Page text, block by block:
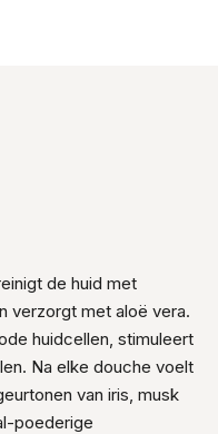
de huid met
verzorgt met aloë vera.
huidcellen, stimuleert
Na elke douche voelt
van iris, musk
poederige